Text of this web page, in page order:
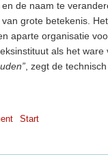
de naam te
grote betekenis.
aparte organisatie
als het ware
, zegt de
Start